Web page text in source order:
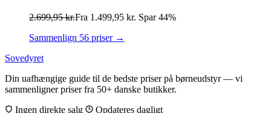
2.699,95kr.Fra 1.499,95 kr. Spar 44%
Sammenlign 56 priser →
Sovedyret
Din uafhængige guide til de bedste priser på børneudstyr — vi
sammenligner priser fra 50+ danske butikker.
Ingen direkte salg
Opdateres dagligt